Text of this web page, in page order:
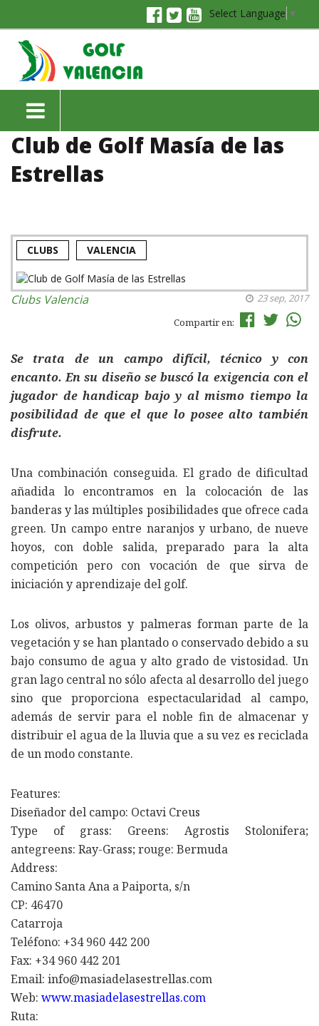
Select Language ▼
Club de Golf Masía de las
Estrellas
CLUBS VALENCIA
Clubs Valencia
23 sep, 2017
Compartir en:
Se trata de un campo difícil, técnico y con
encanto. En su diseño se buscó la exigencia con el
jugador de handicap bajo y al mismo tiempo la
posibilidad de que el que lo posee alto también
disfrute.
Una combinación conseguida. El grado de dificultad
añadida lo encontramos en la colocación de las
banderas y las múltiples posibilidades que ofrece cada
green. Un campo entre naranjos y urbano, de nueve
hoyos, con doble salida, preparado para la alta
competición pero con vocación de que sirva de
iniciación y aprendizaje del golf.
Los olivos, arbustos y palmeras forman parte de la
vegetación y se han plantado o conservado debido a su
bajo consumo de agua y alto grado de vistosidad. Un
gran lago central no sólo afecta al desarrollo del juego
sino que proporciona espectacularidad al campo,
además de servir para el noble fin de almacenar y
distribuir el agua de la lluvia que a su vez es reciclada
de un modo constante.
Features:
Diseñador del campo: Octavi Creus
Type of grass: Greens: Agrostis Stolonifera;
antegreens: Ray-Grass; rouge: Bermuda
Address:
Camino Santa Ana a Paiporta, s/n
CP: 46470
Catarroja
Teléfono: +34 960 442 200
Fax: +34 960 442 201
Email: info@masiadelasestrellas.com
Web: www.masiadelasestrellas.com
Ruta: